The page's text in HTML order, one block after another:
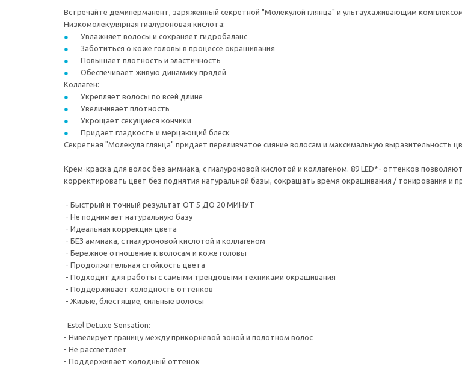
Встречайте демиперманент, заряженный секретной "Молекулой глянца" и ультаухаживающим
Низкомолекулярная гиалуроновая кислота:
Увлажняет волосы и сохраняет гидробаланс
Заботиться о коже головы в процессе окрашивания
Повышает плотность и эластичность
Обеспечивает живую динамику прядей
Коллаген:
Укрепляет волосы по всей длине
Увеличивает плотность
Укрощает секущиеся кончики
Придает гладкость и мерцающий блеск
Секретная "Молекула глянца" придает переливчатое сияние волосам и максимальную выразительность
Крем-краска для волос без аммиака, с гиалуроновой кислотой и коллагеном. 89 LED*- оттенков
корректировать цвет без поднятия натуральной базы, сокращать время окрашивания / тонирования и
- Быстрый и точный результат ОТ 5 ДО 20 МИНУТ
- Не поднимает натуральную базу
- Идеальная коррекция цвета
- БЕЗ аммиака, с гиалуроновой кислотой и коллагеном
- Бережное отношение к волосам и коже головы
- Продолжительная стойкость цвета
- Подходит для работы с самыми трендовыми техниками окрашивания
- Поддерживает холодность оттенков
- Живые, блестящие, сильные волосы
Estel DeLuxe Sensation:
- Нивелирует границу между прикорневой зоной и полотном волос
- Не рассветляет
- Поддерживает холодный оттенок